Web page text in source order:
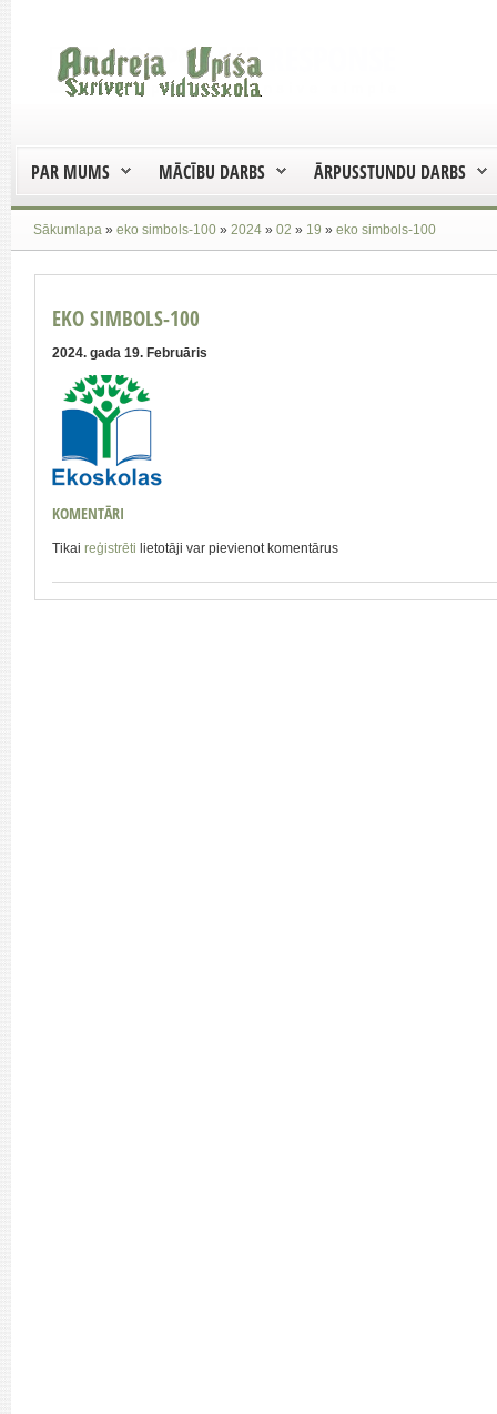
PAR MUMS MĀCĪBU DARBS ĀRPUSSTUNDU DARBS
Sākumlapa » eko simbols-100 » 2024 » 02 » 19 » eko simbols-100
EKO SIMBOLS-100
2024. gada 19. Februāris
KOMENTĀRI
Tikai reģistrēti lietotāji var pievienot komentārus